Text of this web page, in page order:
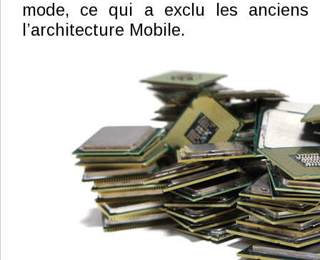
mode, ce qui a exclu les anciens
l’architecture Mobile.